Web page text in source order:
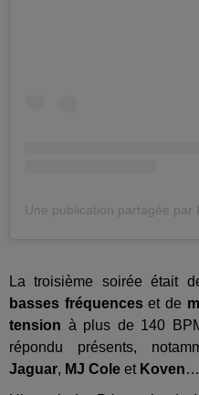
La troisième soirée était
basses fréquenceset de
tension à plus de 140
répondu présents,
Jaguar, MJ Cole et Koven…